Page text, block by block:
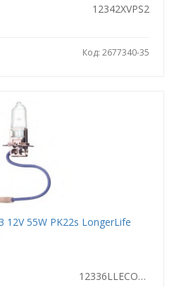
12342XVPS2
Код: 2677340-35
55W PK22s LongerLife
12336LLECOC1